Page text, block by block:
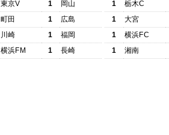
東京V 1
岡山
町田 1
広島
川崎 1
福岡
横浜FM 1 長崎
1
栃木C
1
大宮
1
横浜FC
1
湘南